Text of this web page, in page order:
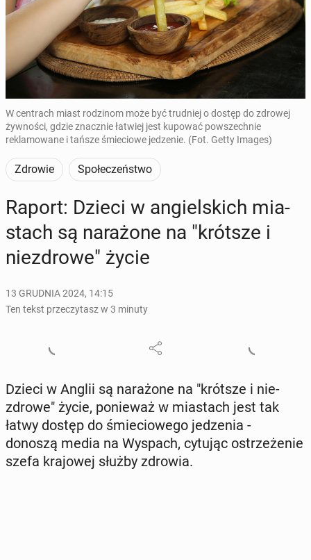
W centrach miast rodzinom może być trudniej o dostęp do zdrowej
żywności, gdzie znacznie łatwiej jest kupować powszechnie
reklamowane i tańsze śmieciowe jedzenie. (Fot. Getty Images)
Zdrowie Społeczeństwo
Raport: Dzieci w an­giel­skich mia­
stach są na­ra­żo­ne na "krótsze i
nie­zdro­we" życie
13 GRUDNIA 2024, 14:15
Ten tekst przeczytasz w 3 minuty
Dzieci w Anglii są na­ra­żo­ne na "krótsze i nie­
zdro­we" życie, po­nie­waż w mia­stach jest tak
łatwy dostęp do śmie­cio­we­go je­dze­nia -
donoszą media na Wyspach, cytując ostrze­że­nie
szefa kra­jo­wej służby zdrowia.